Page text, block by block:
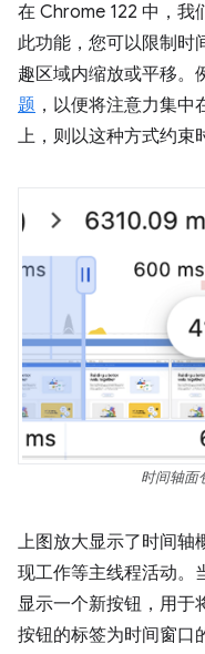
在 Chrome 122 中，我
此功能，您可以限制时
趣区域内缩放或平移。
题 ，以便将注意力集
上，则以这种方式约束
时间轴面
上图放大显示了时间轴
现工作等主线程活动。
显示一个新按钮，用于
按钮的标签为时间窗口